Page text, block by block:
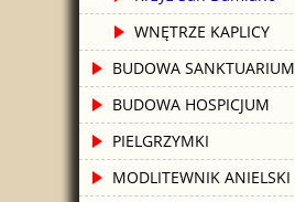
WNĘTRZE KAPLICY
BUDOWA SANKTUARIUM
BUDOWA HOSPICJUM
PIELGRZYMKI
MODLITEWNIK ANIELSKI